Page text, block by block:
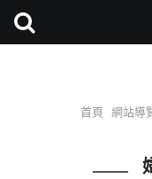
首頁 網站導